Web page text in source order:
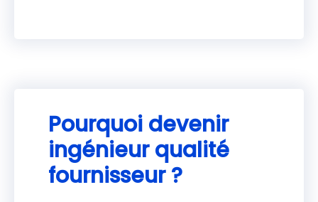
Pourquoi devenir
ingénieur qualité
fournisseur ?